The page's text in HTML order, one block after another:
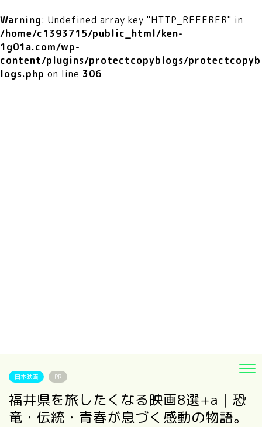
Warning: Undefined array key "HTTP_REFERER" in
/home/c1393715/public_html/ken-
1g01a.com/wp-
content/plugins/protectcopyblogs/protectcopyb
logs.php on line 306
日本映画 PR
福井県を旅したくなる映画8選+a｜恐
竜・伝統・青春が息づく感動の物語。